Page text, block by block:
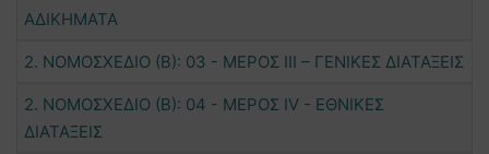
ΑΔΙΚΗΜΑΤΑ
2. ΝΟΜΟΣΧΕΔΙΟ (B): 03 - ΜΕΡΟΣ ΙII – ΓΕΝΙΚΕΣ ΔΙΑΤΑΞΕΙΣ
2. ΝΟΜΟΣΧΕΔΙΟ (B): 04 - ΜΕΡΟΣ IV - ΕΘΝΙΚΕΣ
ΔΙΑΤΑΞΕΙΣ